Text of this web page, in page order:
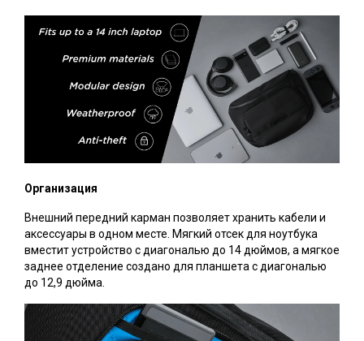
Организация
Внешний передний карман позволяет хранить кабели и
аксессуары в одном месте. Мягкий отсек для ноутбука
вместит устройство с диагональю до 14 дюймов, а мягкое
заднее отделение создано для планшета с диагональю
до 12,9 дюйма.